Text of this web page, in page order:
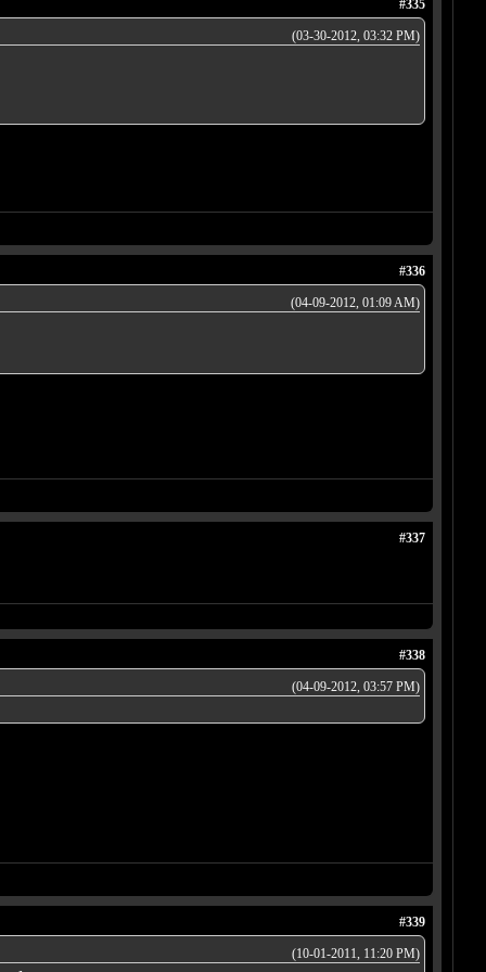
#335
(03-30-2012, 03:32 PM)
#336
(04-09-2012, 01:09 AM)
#337
#338
(04-09-2012, 03:57 PM)
#339
(10-01-2011, 11:20 PM)